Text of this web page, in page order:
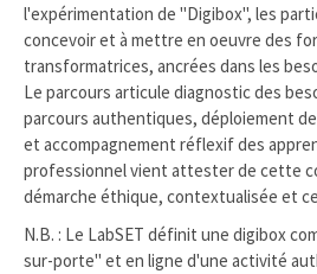
l'expérimentation de "Digibox", les
concevoir et à mettre en oeuvre des
transformatrices, ancrées dans les
Le parcours articule diagnostic des
parcours authentiques, déploiement
et accompagnement réflexif des
professionnel vient attester de cette
démarche éthique, contextualisée et
N.B. : Le LabSET définit une digibox
sur-porte" et en ligne d'une activité